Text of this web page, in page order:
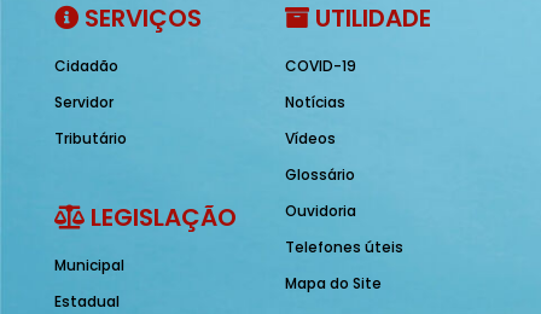
SERVIÇOS
Cidadão
Servidor
Tributário
LEGISLAÇÃO
Municipal
Estadual
UTILIDADE
COVID-19
Notícias
Vídeos
Glossário
Ouvidoria
Telefones úteis
Mapa do Site